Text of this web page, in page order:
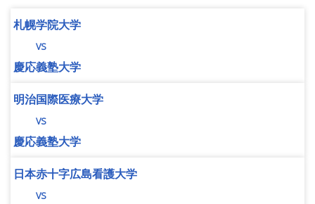
札幌学院大学
vs
慶応義塾大学
明治国際医療大学
vs
慶応義塾大学
日本赤十字広島看護大学
vs